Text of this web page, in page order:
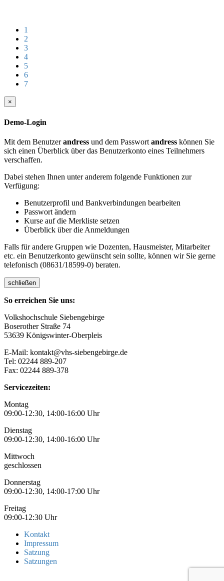
1
2
3
4
5
6
7
×
Demo-Login
Mit dem Benutzerandress und dem Passwort andress können Sie
sich einen Überblick über das Benutzerkonto eines Teilnehmers
verschaffen.
Dabei stehen Ihnen unter anderem folgende Funktionen zur
Verfügung:
Benutzerprofil und Bankverbindungen bearbeiten
Passwort ändern
Kurse auf die Merkliste setzen
Überblick über die Anmeldungen
Falls für andere Gruppen wie Dozenten, Hausmeister, Mitarbeiter
etc. ein Benutzerkonto gewünscht sein sollte, können wir Sie gerne
telefonisch (08631/18599-0) beraten.
schließen
So erreichen Sie uns:
Volkshochschule Siebengebirge
Boserother Straße 74
53639 Königswinter-Oberpleis
E-Mail: kontakt@vhs-siebengebirge.de
Tel: 02244 889-207
Fax: 02244 889-378
Servicezeiten:
Montag
09:00-12:30, 14:00-16:00 Uhr
Dienstag
09:00-12:30, 14:00-16:00 Uhr
Mittwoch
geschlossen
Donnerstag
09:00-12:30, 14:00-17:00 Uhr
Freitag
09:00-12:30 Uhr
Kontakt
Impressum
Satzung
Satzungen